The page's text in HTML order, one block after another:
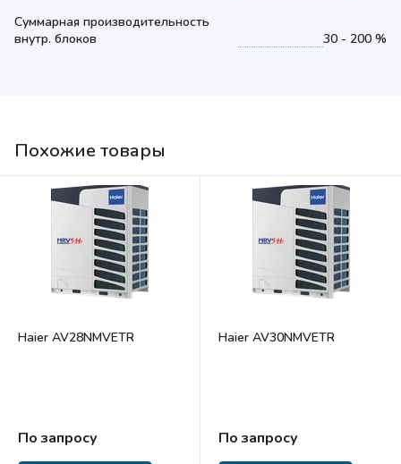
Суммарная производительность
внутр. блоков
30 - 200 %
Похожие товары
Haier AV28NMVETR
По запросу
Haier AV30NMVETR
По запросу